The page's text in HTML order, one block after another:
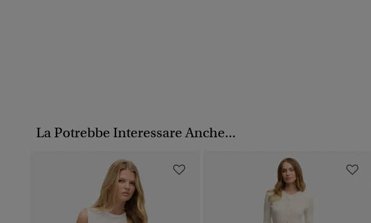
La Potrebbe Interessare Anche...